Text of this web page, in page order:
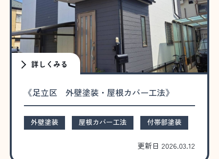
《足立区 外壁塗装・屋根カバー工法》
外壁塗装 屋根カバー工法 付帯部塗装
更新日 2026.03.12
詳しくみる